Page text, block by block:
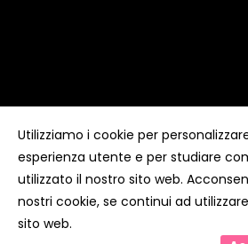
Copyright ©Kyuubi Cloud Solutionby
diritti riservati
Utilizziamo i cookie per
esperienza utente e per studiare
utilizzato il nostro sito web.
nostri cookie, se continui ad
sito web.